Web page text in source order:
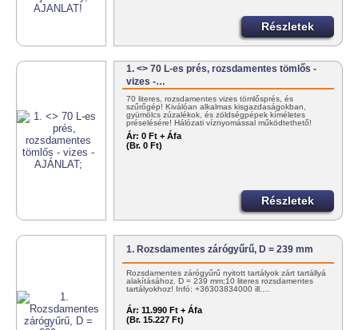
Részletek
1. <> 70 L-es prés, rozsdamentes tömlős -
vizes -…
70 literes, rozsdamentes vizes tömlősprés, és
szűrőgép! Kiválóan alkalmas kisgazdaságokban,
gyümölcs zúzalékok, és zöldségpépek kíméletes
préselésére! Hálózati víznyomással működtethető!
+36303834000
Ár: 0 Ft + Áfa
(Br. 0 Ft)
Részletek
1. Rozsdamentes zárógyűrű, D = 239 mm
Rozsdamentes zárógyűrű nyitott tartályok zárt tartállyá
alakításához. D = 239 mm;10 literes rozsdamentes
tartályokhoz! Infó: +36303834000 ill.…
Ár: 11.990 Ft + Áfa
(Br. 15.227 Ft)